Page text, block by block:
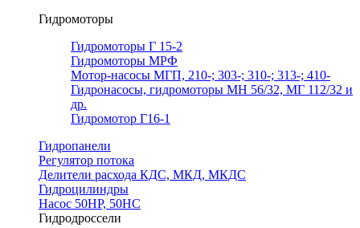
Гидромоторы
Гидромоторы Г 15-2
Гидромоторы МРФ
Мотор-насосы МГП, 210-; 303-; 310-; 313-; 410-
Гидронасосы, гидромоторы МН 56/32, МГ 112/32 и
др.
Гидромотор Г16-1
Гидропанели
Регулятор потока
Делители расхода КДС, МКД, МКДС
Гидроцилиндры
Насос 50НР, 50НС
Гидродроссели